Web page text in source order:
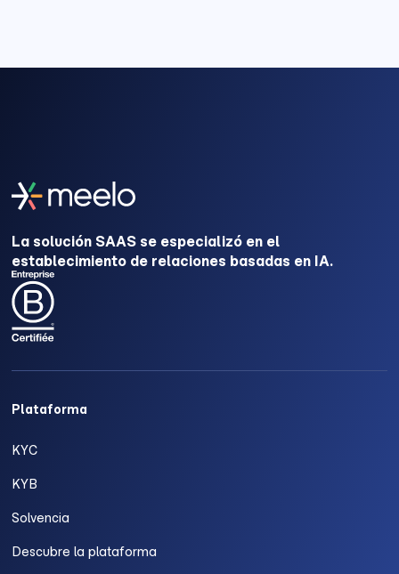
La solución SAAS se especializó en el
establecimiento de relaciones basadas en IA.
Plataforma
KYC
KYB
Solvencia
Descubre la plataforma